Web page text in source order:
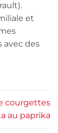
et
avec des
courgettes
au paprika